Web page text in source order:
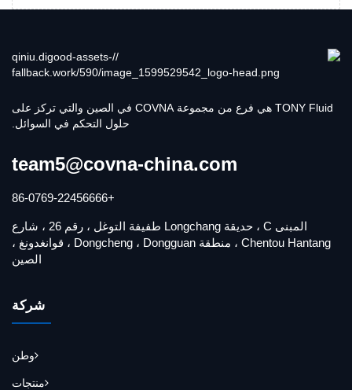
TONY Fluid هي فرع من مجموعة COVNA في الصين والتي تركز على
حلول التحكم في السوائل.
team5@covna-china.com
+86-0769-22456666
المبنى C ، حديقة Longchang طفيفة التوغل ، رقم 26 ، شارع
Chentou Hantang ، منطقة Dongcheng ، Dongguan ، قوانغدونغ ،
الصين
شركة
وطن
منتجات